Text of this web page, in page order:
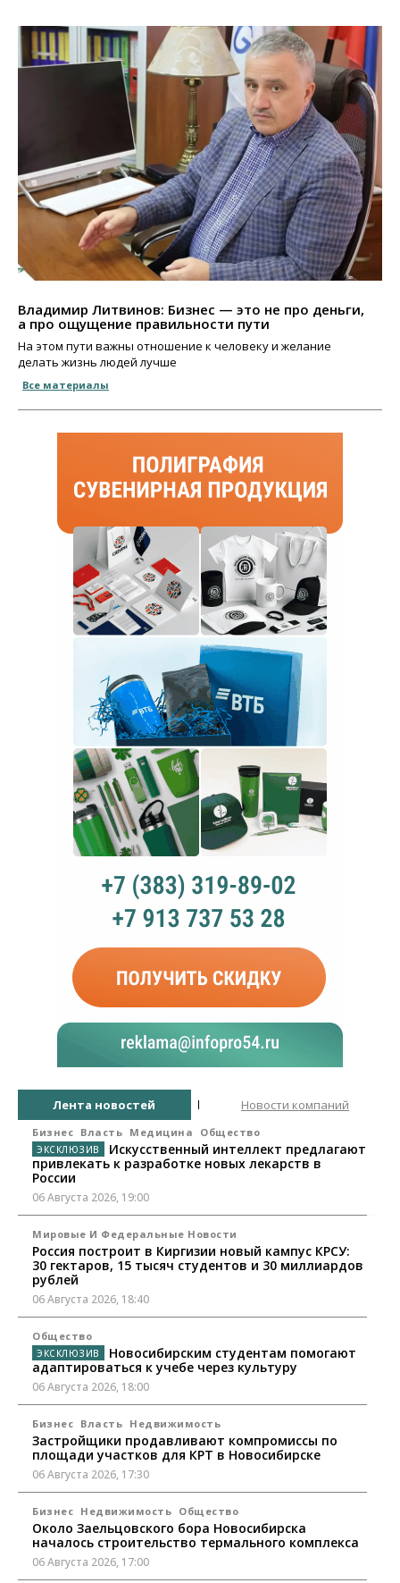
Владимир Литвинов: Бизнес — это не про деньги,
а про ощущение правильности пути
На этом пути важны отношение к человеку и желание
делать жизнь людей лучше
Все материалы
Лента новостей Новости компаний
Бизнес Власть Медицина Общество
Искусственный интеллект предлагают
привлекать к разработке новых лекарств в
России
06 Августа 2026, 19:00
Мировые И Федеральные Новости
Россия построит в Киргизии новый кампус КРСУ:
30 гектаров, 15 тысяч студентов и 30 миллиардов
рублей
06 Августа 2026, 18:40
Общество
Новосибирским студентам помогают
адаптироваться к учебе через культуру
06 Августа 2026, 18:00
Бизнес Власть Недвижимость
Застройщики продавливают компромиссы по
площади участков для КРТ в Новосибирске
06 Августа 2026, 17:30
Бизнес Недвижимость Общество
Около Заельцовского бора Новосибирска
началось строительство термального комплекса
06 Августа 2026, 17:00